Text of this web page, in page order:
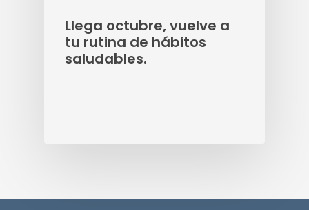
Llega octubre, vuelve a
tu rutina de hábitos
saludables.